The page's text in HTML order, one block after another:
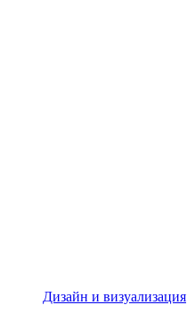
Дизайн и визуализация